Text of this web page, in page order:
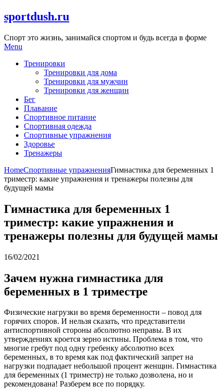
Skip
to
sportdush.ru
Спорт это жизнь, занимайся спортом и будь всегда в форме
Menu
Тренировки
Тренировки для дома
Тренировки для мужчин
Тренировки для женщин
Бег
Плавание
Спортивное питание
Спортивная одежда
Спортивные упражнения
Здоровье
Тренажеры
HomeСпортивные упражненияГимнастика для беременных 1
триместр: какие упражнения и тренажеры полезны для
будущей мамы
Гимнастика для беременных 1
триместр: какие упражнения и
тренажеры полезны для будущей мамы
16/02/2021
Зачем нужна гимнастика для
беременных в 1 триместре
Физические нагрузки во время беременности – повод для
горячих споров. И нельзя сказать, что представители
антиспортивной стороны абсолютно неправы. В их
утверждениях кроется зерно истины. Проблема в том, что
многие гребут под одну гребенку абсолютно всех
беременных, в то время как под фактический запрет на
нагрузки подпадает небольшой процент женщин. Гимнастика
для беременных (1 триместр) не только дозволена, но и
рекомендована! Разберем все по порядку.